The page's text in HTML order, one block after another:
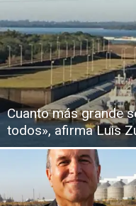
Cuanto más grande
todos», afirma Luis